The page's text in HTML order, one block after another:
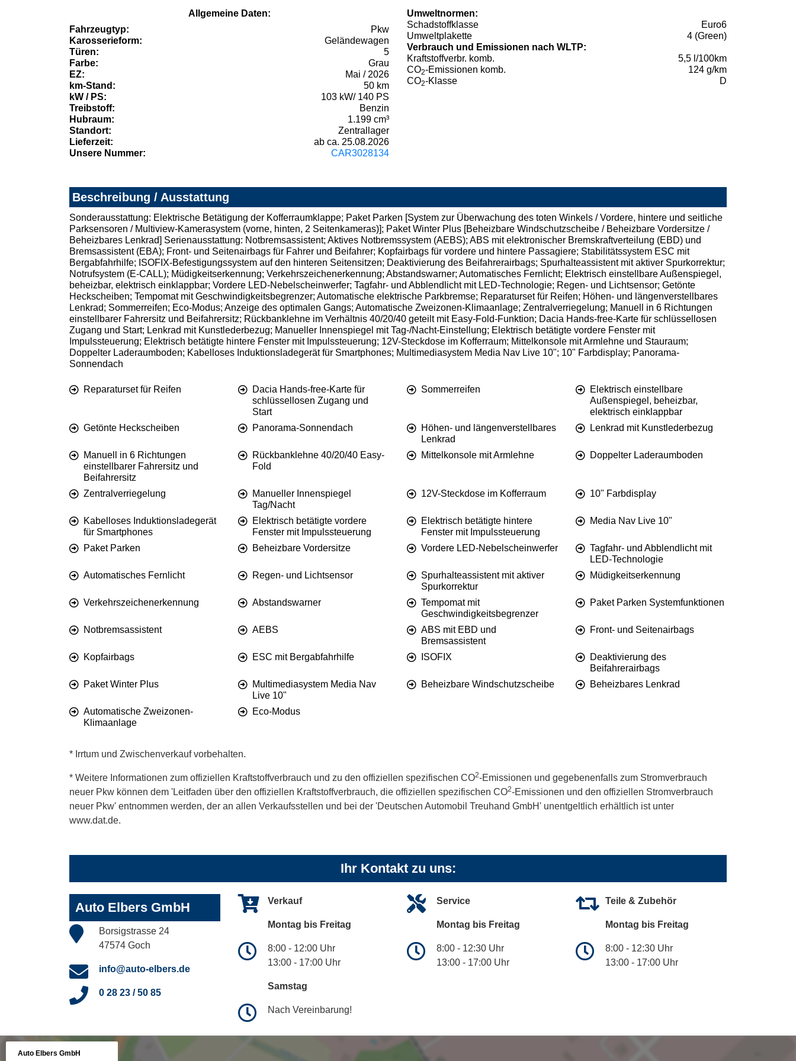
Allgemeine Daten:
Fahrzeugtyp:
Pkw
Karosserieform:
Geländewagen
Türen:
5
Farbe:
Grau
EZ:
Mai / 2026
km-Stand:
50 km
kW / PS:
103 kW/ 140 PS
Treibstoff:
Benzin
Hubraum:
1.199 cm³
Standort:
Zentrallager
Lieferzeit:
ab ca. 25.08.2026
Unsere Nummer:
CAR3028134
Umweltnormen:
Schadstoffklasse
Euro6
Umweltplakette
4 (Green)
Verbrauch und Emissionen nach WLTP:
Kraftstoffverbr. komb.
5,5 l/100km
CO2-Emissionen komb.
124 g/km
CO2-Klasse D
Beschreibung / Ausstattung
Sonderausstattung: Elektrische Betätigung der Kofferraumklappe; Paket Parken [System zur Überwachung des toten Winkels / Vordere, hintere und seitliche
Parksensoren / Multiview-Kamerasystem (vorne, hinten, 2 Seitenkameras)]; Paket Winter Plus [Beheizbare Windschutzscheibe / Beheizbare Vordersitze /
Beheizbares Lenkrad] Serienausstattung: Notbremsassistent; Aktives Notbremssystem (AEBS); ABS mit elektronischer Bremskraftverteilung (EBD) und
Bremsassistent (EBA); Front- und Seitenairbags für Fahrer und Beifahrer; Kopfairbags für vordere und hintere Passagiere; Stabilitätssystem ESC mit
Bergabfahrhilfe; ISOFIX-Befestigungssystem auf den hinteren Seitensitzen; Deaktivierung des Beifahrerairbags; Spurhalteassistent mit aktiver Spurkorrektur;
Notrufsystem (E-CALL); Müdigkeitserkennung; Verkehrszeichenerkennung; Abstandswarner; Automatisches Fernlicht; Elektrisch einstellbare Außenspiegel,
beheizbar, elektrisch einklappbar; Vordere LED-Nebelscheinwerfer; Tagfahr- und Abblendlicht mit LED-Technologie; Regen- und Lichtsensor; Getönte
Heckscheiben; Tempomat mit Geschwindigkeitsbegrenzer; Automatische elektrische Parkbremse; Reparaturset für Reifen; Höhen- und längenverstellbares
Lenkrad; Sommerreifen; Eco-Modus; Anzeige des optimalen Gangs; Automatische Zweizonen-Klimaanlage; Zentralverriegelung; Manuell in 6 Richtungen
einstellbarer Fahrersitz und Beifahrersitz; Rückbanklehne im Verhältnis 40/20/40 geteilt mit Easy-Fold-Funktion; Dacia Hands-free-Karte für schlüssellosen
Zugang und Start; Lenkrad mit Kunstlederbezug; Manueller Innenspiegel mit Tag-/Nacht-Einstellung; Elektrisch betätigte vordere Fenster mit
Impulssteuerung; Elektrisch betätigte hintere Fenster mit Impulssteuerung; 12V-Steckdose im Kofferraum; Mittelkonsole mit Armlehne und Stauraum;
Doppelter Laderaumboden; Kabelloses Induktionsladegerät für Smartphones; Multimediasystem Media Nav Live 10"; 10" Farbdisplay; Panorama-
Sonnendach
Reparaturset für Reifen
Dacia Hands-free-Karte für
schlüssellosen Zugang und
Start
Sommerreifen
Elektrisch einstellbare
Außenspiegel, beheizbar,
elektrisch einklappbar
Getönte Heckscheiben
Panorama-Sonnendach
Höhen- und längenverstellbares
Lenkrad
Lenkrad mit Kunstlederbezug
Manuell in 6 Richtungen
einstellbarer Fahrersitz und
Beifahrersitz
Rückbanklehne 40/20/40 Easy-
Fold
Mittelkonsole mit Armlehne Doppelter Laderaumboden
Zentralverriegelung
Manueller Innenspiegel
Tag/Nacht
12V-Steckdose im Kofferraum 10" Farbdisplay
Kabelloses Induktionsladegerät
für Smartphones
Elektrisch betätigte vordere
Fenster mit Impulssteuerung
Elektrisch betätigte hintere
Fenster mit Impulssteuerung
Media Nav Live 10"
Paket Parken Beheizbare Vordersitze Vordere LED-Nebelscheinwerfer
Tagfahr- und Abblendlicht mit
LED-Technologie
Automatisches Fernlicht
Regen- und Lichtsensor
Spurhalteassistent mit aktiver
Spurkorrektur
Müdigkeitserkennung
Verkehrszeichenerkennung Abstandswarner
Tempomat mit
Geschwindigkeitsbegrenzer
Paket Parken Systemfunktionen
Notbremsassistent AEBS
ABS mit EBD und
Bremsassistent
Front- und Seitenairbags
Kopfairbags ESC mit Bergabfahrhilfe ISOFIX
Deaktivierung des
Beifahrerairbags
Paket Winter Plus
Multimediasystem Media Nav
Live 10"
Beheizbare Windschutzscheibe Beheizbares Lenkrad
Automatische Zweizonen-
Klimaanlage
Eco-Modus
* Irrtum und Zwischenverkauf vorbehalten.
* Weitere Informationen zum offiziellen Kraftstoffverbrauch und zu den offiziellen spezifischen CO2-Emissionen und gegebenenfalls zum Stromverbrauch
neuer Pkw können dem 'Leitfaden über den offiziellen Kraftstoffverbrauch, die offiziellen spezifischen CO2-Emissionen und den offiziellen Stromverbrauch
neuer Pkw' entnommen werden, der an allen Verkaufsstellen und bei der 'Deutschen Automobil Treuhand GmbH' unentgeltlich erhältlich ist unter
www.dat.de.
Ihr Kontakt zu uns:
Auto Elbers GmbH
Borsigstrasse 24
47574 Goch
info@auto-elbers.de
0 28 23 / 50 85
Verkauf
Montag bis Freitag
8:00 - 12:00 Uhr
13:00 - 17:00 Uhr
Samstag
Nach Vereinbarung!
Service
Montag bis Freitag
8:00 - 12:30 Uhr
13:00 - 17:00 Uhr
Teile & Zubehör
Montag bis Freitag
8:00 - 12:30 Uhr
13:00 - 17:00 Uhr
Auto Elbers GmbH